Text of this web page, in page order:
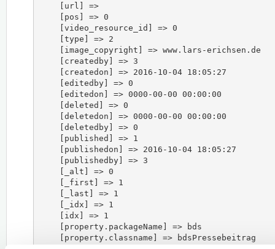
    [url] =>
    [pos] => 0
    [video_resource_id] => 0
    [type] => 2
    [image_copyright] => www.lars-erichsen.de
    [createdby] => 3
    [createdon] => 2016-10-04 18:05:27
    [editedby] => 0
    [editedon] => 0000-00-00 00:00:00
    [deleted] => 0
    [deletedon] => 0000-00-00 00:00:00
    [deletedby] => 0
    [published] => 1
    [publishedon] => 2016-10-04 18:05:27
    [publishedby] => 3
    [_alt] => 0
    [_first] => 1
    [_last] => 1
    [_idx] => 1
    [idx] => 1
    [property.packageName] => bds
    [property.classname] => bdsPressebeitrag